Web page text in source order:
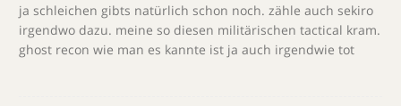
ja schleichen gibts natürlich schon noch. zähle auch sekiro
irgendwo dazu. meine so diesen militärischen tactical kram.
ghost recon wie man es kannte ist ja auch irgendwie tot